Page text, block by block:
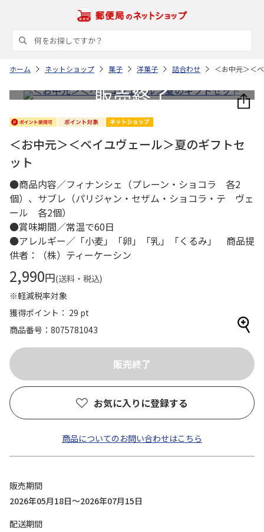
ホーム ネットショップ 菓子 洋菓子 詰合わせ ＜お中元＞＜
＜お中元＞＜ベイユヴェール＞夏のギフトセ
ット
●商品内容／フィナンシェ（プレーン・ショコラ 各2
個）、サブレ（パリジャン・セザム・ショコラ・テ ヴェ
ール 各2個）
●賞味期間／常温で60日
●アレルギー／「小麦」「卵」「乳」「くるみ」 商品提
供者：（株）ティーケーシン
2,990円(送料・税込)
※軽減税率対象
獲得ポイント： 29 pt
商品番号
8075781043
お気に入りに登録する
商品についてのお問い合わせはこちら
販売期間
2026年05月18日～2026年07月15日
配送期間